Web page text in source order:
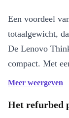
Een voordeel
totaalgewicht,
De Lenovo
compact. Met
het toestel
Meer weergeven
Het refurbed